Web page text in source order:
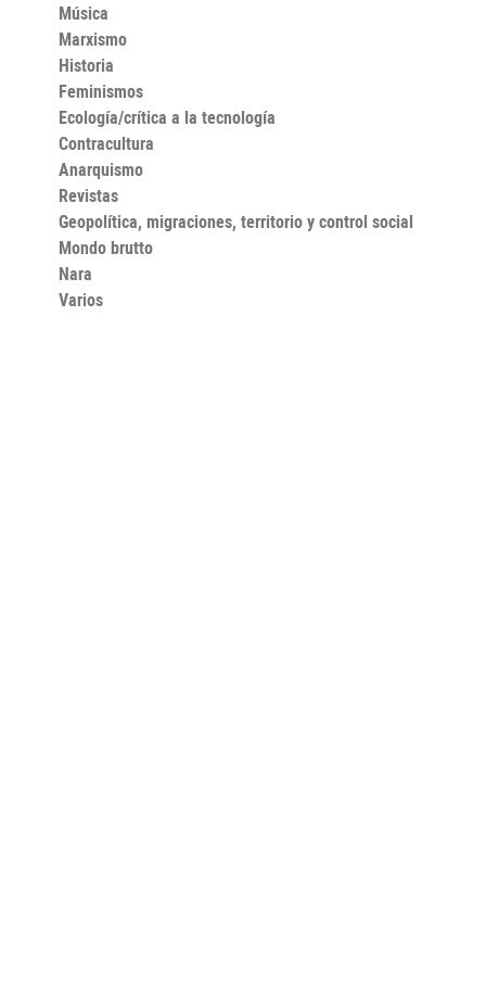
Música
Marxismo
Historia
Feminismos
Ecología/crítica a la tecnología
Contracultura
Anarquismo
Revistas
Geopolítica, migraciones, territorio y control social
Mondo brutto
Nara
Varios